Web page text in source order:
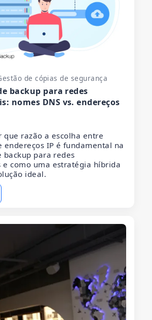
de cópias de segurança
backup para redes
nomes DNS vs. endereços
que razão a escolha entre
endereços IP é fundamental na
backup para redes
e como uma estratégia híbrida
ideal.